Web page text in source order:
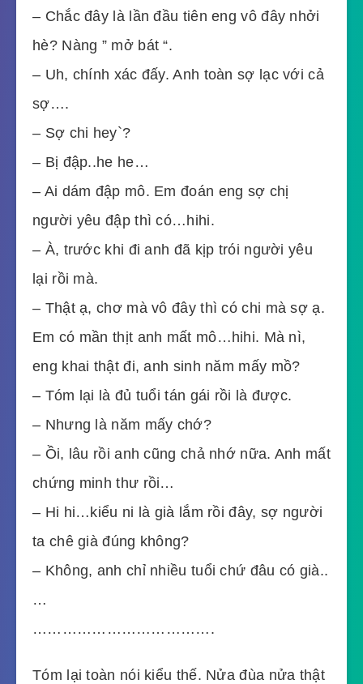
– Chắc đây là lần đầu tiên eng vô đây nhởi
hè? Nàng ” mở bát “.
– Uh, chính xác đấy. Anh toàn sợ lạc với cả
sợ….
– Sợ chi hey`?
– Bị đập..he he…
– Ai dám đập mô. Em đoán eng sợ chị
người yêu đập thì có…hihi.
– À, trước khi đi anh đã kịp trói người yêu
lại rồi mà.
– Thật ạ, chơ mà vô đây thì có chi mà sợ ạ.
Em có mần thịt anh mất mô…hihi. Mà nì,
eng khai thật đi, anh sinh năm mấy mồ?
– Tóm lại là đủ tuổi tán gái rồi là được.
– Nhưng là năm mấy chớ?
– Ồi, lâu rồi anh cũng chả nhớ nữa. Anh mất
chứng minh thư rồi…
– Hi hi…kiểu ni là già lắm rồi đây, sợ người
ta chê già đúng không?
– Không, anh chỉ nhiều tuổi chứ đâu có già..
…
……………………………….
Tóm lại toàn nói kiểu thế. Nửa đùa nửa thật